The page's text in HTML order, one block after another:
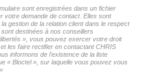
sont enregistrées dans un fichier
votre demande de contact. Elles sont
gestion de la relation client dans le respect
destinées à nos conseillers
», vous pouvez exercer votre droit
les faire rectifier en contactant CHRIS
informons de l'existence de la liste
« Bloctel », sur laquelle vous pouvez vous